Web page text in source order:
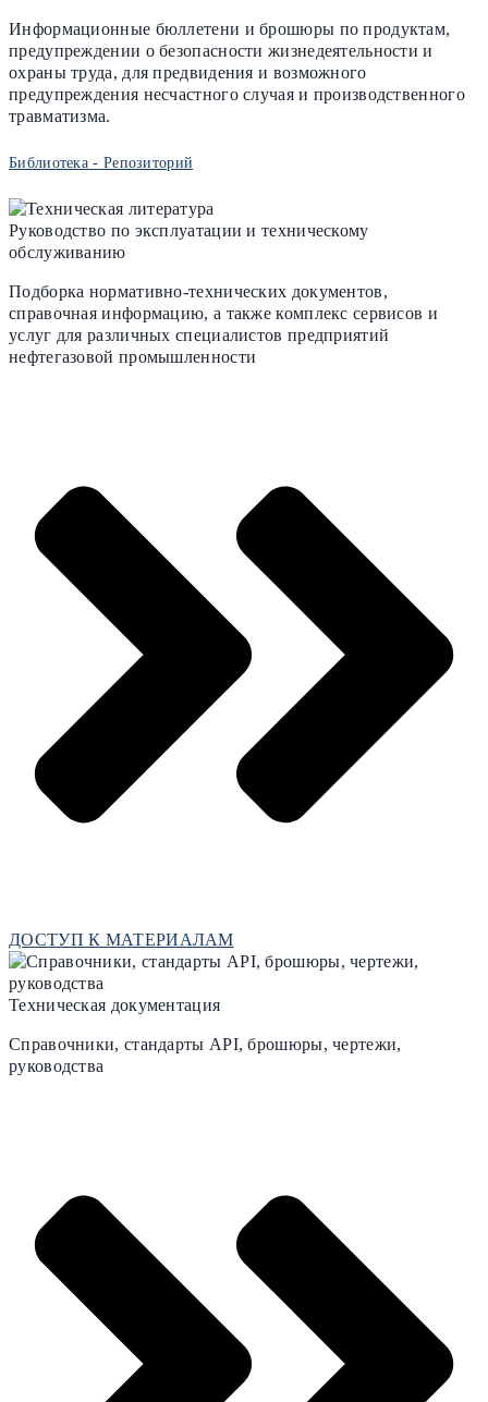
Информационные бюллетени и брошюры по продуктам,
предупреждении о безопасности жизнедеятельности и
охраны труда, для предвидения и возможного
предупреждения несчастного случая и производственного
травматизма.
Библиотека - Репозиторий
Руководство по эксплуатации и техническому
обслуживанию
Подборка нормативно-технических документов,
справочная информацию, а также комплекс сервисов и
услуг для различных специалистов предприятий
нефтегазовой промышленности
ДОСТУП К МАТЕРИАЛАМ
Техническая документация
Справочники, стандарты API, брошюры, чертежи,
руководства